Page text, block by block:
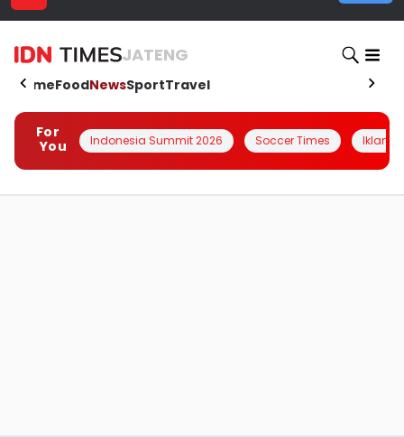
JATENG
HomeFoodNewsSportTravel
For
You
Indonesia Summit 2026 Soccer Times Iklanin